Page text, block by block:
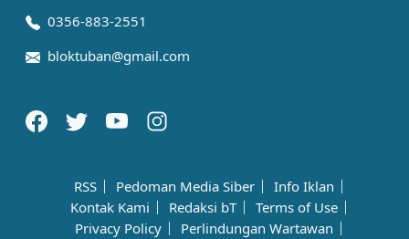
0356-883-2551
bloktuban@gmail.com
RSS Pedoman Media Siber
Info Iklan
Kontak Kami
Redaksi bT
Terms of Use
Privacy Policy
Perlindungan Wartawan